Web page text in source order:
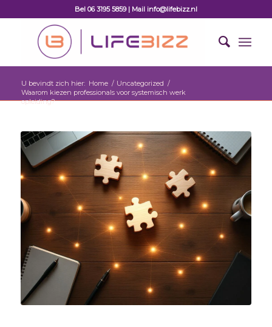
Bel 06 3195 5859 | Mail info@lifebizz.nl
U bevindt zich hier: Home / Uncategorized /
Waarom kiezen professionals voor systemisch werk
opleiding?